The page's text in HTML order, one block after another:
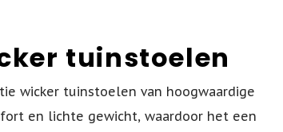
tuinstoelen
wicker tuinstoelen van hoogwaardige
en lichte gewicht, waardoor het een